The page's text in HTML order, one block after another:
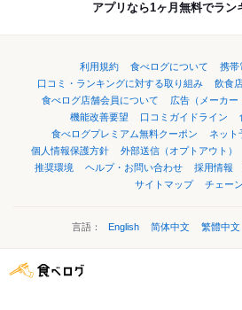
アプリなら1ヶ月無料でラン
利用規約 食べログについて
携帯
口コミ・ランキングに対する取り組み
飲食
食べログ店舗会員について
広告（メーカー
機能改善要望
口コミガイドライン
食べログプレミアム無料クーポン
ネット
個人情報保護方針
外部送信（オプトアウト）
推奨環境
ヘルプ・お問い合わせ 採用情報
サイトマップ
チェー
言語： English 简体中文 繁體中文